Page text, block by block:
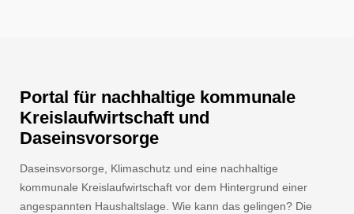
Portal für nachhaltige kommunale
Kreislaufwirtschaft und
Daseinsvorsorge
Daseinsvorsorge, Klimaschutz und eine nachhaltige
kommunale Kreislaufwirtschaft vor dem Hintergrund einer
angespannten Haushaltslage. Wie kann das gelingen? Die